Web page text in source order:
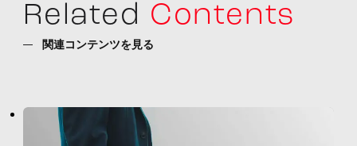
Related Contents
関連コンテンツを見る